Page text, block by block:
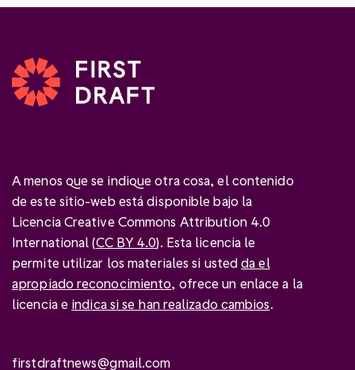
A menos que se indique otra cosa, el contenido
de este sitio-web está disponible bajo la
Licencia Creative Commons Attribution 4.0
International (CC BY 4.0). Esta licencia le
permite utilizar los materiales si ustedda el
apropiado reconocimiento, ofrece un enlace a la
licencia e indica si se han realizado cambios
firstdraftnews@gmail.com